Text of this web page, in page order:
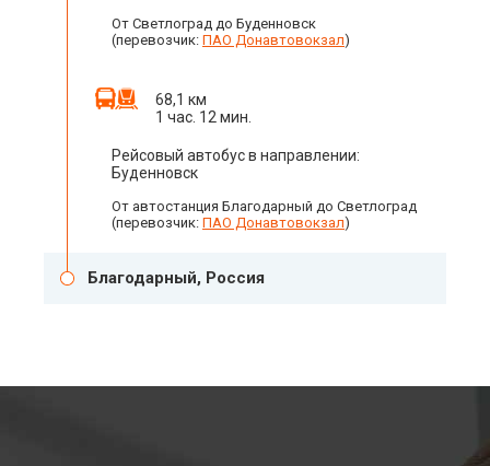
От Светлоград до Буденновск
(перевозчик: ПАО Донавтовокзал)
68,1 км
1 час. 12 мин.
Рейсовый автобус в направлении:
Буденновск
От автостанция Благодарный до Светлоград
(перевозчик: ПАО Донавтовокзал)
Благодарный, Россия